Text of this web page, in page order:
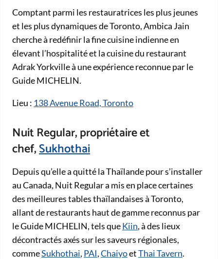
Comptant parmi les restauratrices les plus jeunes
et les plus dynamiques de Toronto, Ambica Jain
cherche à redéfinir la fine cuisine indienne en
élevant l’hospitalité et la cuisine du restaurant
Adrak Yorkville à une expérience reconnue par le
Guide MICHELIN.
Lieu : 138 Avenue Road, Toronto
Nuit Regular, propriétaire et
chef,Sukhothai
Depuis qu’elle a quitté la Thaïlande pour s’installer
au Canada, Nuit Regular a mis en place certaines
des meilleures tables thaïlandaises à Toronto,
allant de restaurants haut de gamme reconnus par
le Guide MICHELIN, tels queKiin, à des lieux
décontractés axés sur les saveurs régionales,
commeSukhothai, PAI,ChaiyoetThai Tavern.